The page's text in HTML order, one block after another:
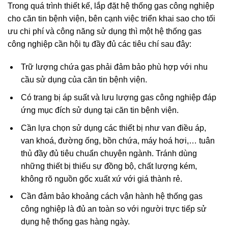
Trong quá trình thiết kế, lắp đặt hệ thống gas công nghiệp
cho căn tin bệnh viện, bên cạnh việc triển khai sao cho tối
ưu chi phí và công năng sử dụng thì một hệ thống gas
công nghiệp cần hội tụ đầy đủ các tiêu chí sau đây:
Trữ lượng chứa gas phải đảm bảo phù hợp với nhu
cầu sử dụng của căn tin bệnh viện.
Có trang bị áp suất và lưu lượng gas công nghiệp đáp
ứng mục đích sử dụng tại căn tin bệnh viện.
Cần lựa chọn sử dụng các thiết bị như van điều áp,
van khoá, đường ống, bồn chứa, máy hoá hơi,… tuân
thủ đầy đủ tiêu chuẩn chuyên ngành. Tránh dùng
những thiết bị thiếu sự đồng bộ, chất lượng kém,
không rõ nguồn gốc xuất xứ với giá thành rẻ.
Cần đảm bảo khoảng cách vận hành hệ thống gas
công nghiệp là đủ an toàn so với người trực tiếp sử
dụng hệ thống gas hàng ngày.